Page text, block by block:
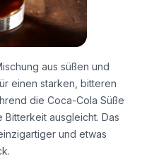
aus süßen und
einen starken, bitteren
die Coca-Cola Süße
ausgleicht. Das
und etwas